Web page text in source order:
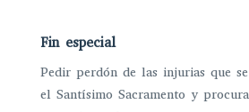
Fin especial
Pedir perdón de las injurias que
el Santísimo Sacramento y